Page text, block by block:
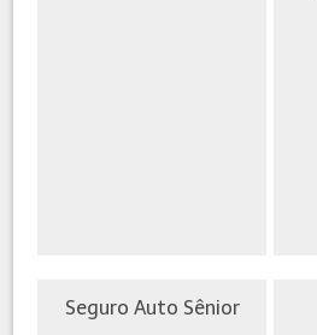
Seguro Auto Sênior